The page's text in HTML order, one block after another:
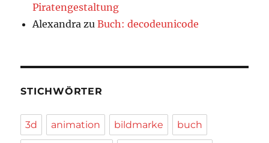
Piratengestaltung
Alexandra zuBuch: decodeunicode
STICHWÖRTER
3d animation bildmarke buch